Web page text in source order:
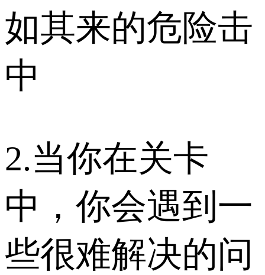
如其来的危险击
中
2.当你在关卡
中，你会遇到一
些很难解决的问